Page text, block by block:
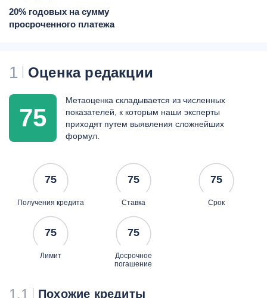
20% годовых на сумму
просроченного платежа
1 Оценка редакции
75
Метаоценка складывается из численных
показателей, к которым наши эксперты
приходят путем выявления сложнейших
формул.
75
Получения кредита
75
Ставка
75
Срок
75
Лимит
75
Досрочное
погашение
1.1 Похожие кредиты